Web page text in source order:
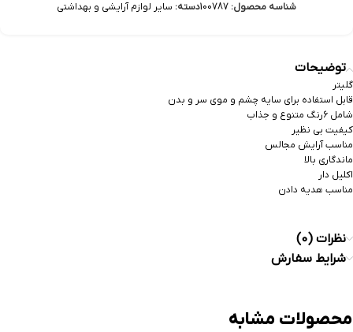
شناسه محصول: 100787دسته: سایر لوازم آرایشی و بهداشتی
توضیحات
گلیتر
قابل استفاده برای سایه چشم و موی سر و بدن
شامل ۶رنگ متنوع و جذاب
کیفیت بی نظیر
مناسب آرایش مجالس
ماندگاری بالا
اکلیل دار
مناسب هدیه دادن
نظرات (0)
شرایط سفارش
محصولات مشابه